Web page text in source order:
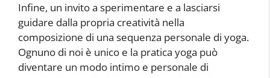
Infine, un invito a sperimentare e a lasciarsi
guidare dalla propria creatività nella
composizione di una sequenza personale di yoga.
Ognuno di noi è unico e la pratica yoga può
diventare un modo intimo e personale di